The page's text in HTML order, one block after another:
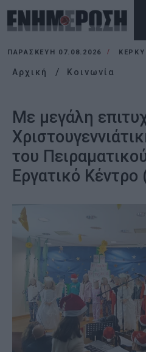
ΠΑΡΑΣΚΕΥΉ 07.08.2026
Αρχική Κοινωνία
Με μεγάλη
του
Εργατικό